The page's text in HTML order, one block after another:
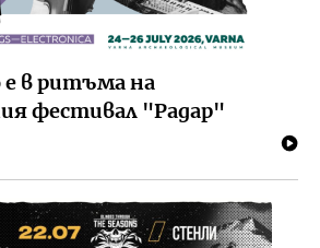
в ритъма на
фестивал "Радар"